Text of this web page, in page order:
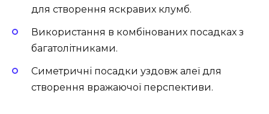
для створення яскравих клумб.
Використання в комбінованих посадках з
багатолітниками.
Симетричні посадки уздовж алеї для
створення вражаючої перспективи.